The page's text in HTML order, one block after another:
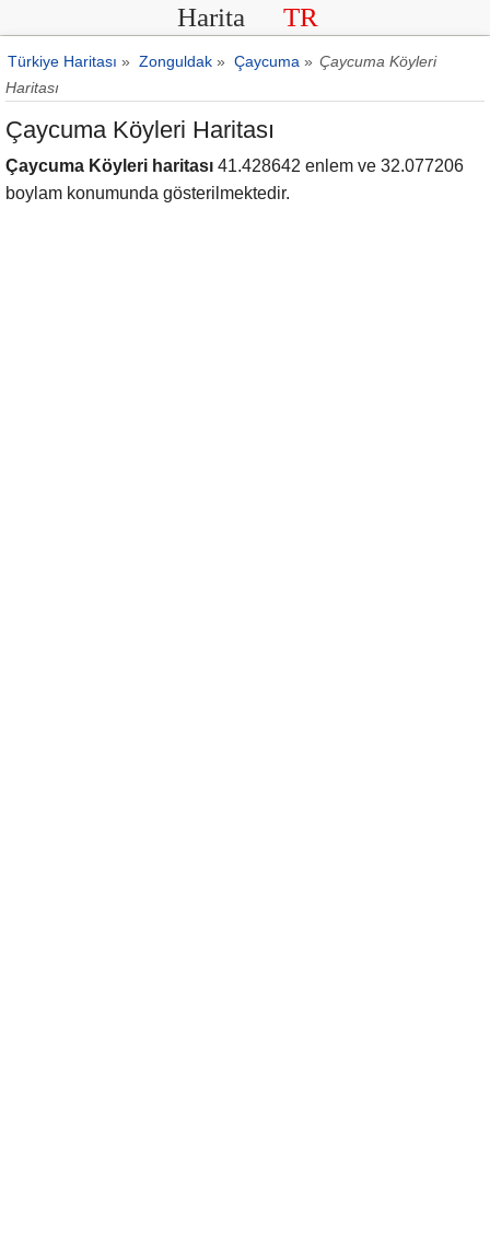
Harita TR
Türkiye Haritası » Zonguldak » Çaycuma » Çaycuma Köyleri
Haritası
Çaycuma Köyleri Haritası
Çaycuma Köyleri haritası 41.428642 enlem ve 32.077206
boylam konumunda gösterilmektedir.